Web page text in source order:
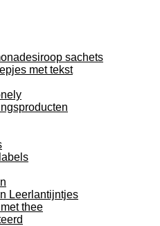
sachets
met tekst
Leerlantijntjes
thee